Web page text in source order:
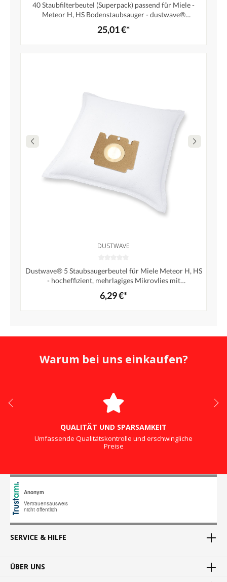
40 Staubfilterbeutel (Superpack) passend für Miele -
Meteor H, HS Bodenstaubsauger - dustwave®
Markenstaubbeutel - Made in Germany + inkl. Micro-
Filter
25,01 €*
DUSTWAVE
Dustwave® 5 Staubsaugerbeutel für Miele Meteor H, HS
- hocheffizient, mehrlagiges Mikrovlies mit
Hygieneverschluss - Made in Germany
6,29 €*
Warum bei uns einkaufen?
QUALITÄT UND SPARSAMKEIT
Umfassende Qualitätskontrolle und erschwingliche
Preise
SERVICE & HILFE
ÜBER UNS